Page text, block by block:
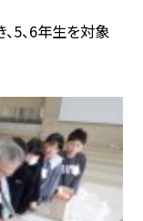
5、6年生を対象